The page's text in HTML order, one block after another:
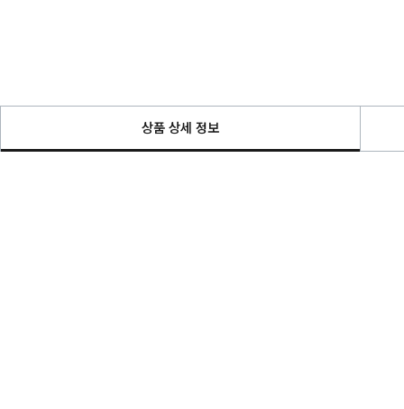
상품 상세 정보